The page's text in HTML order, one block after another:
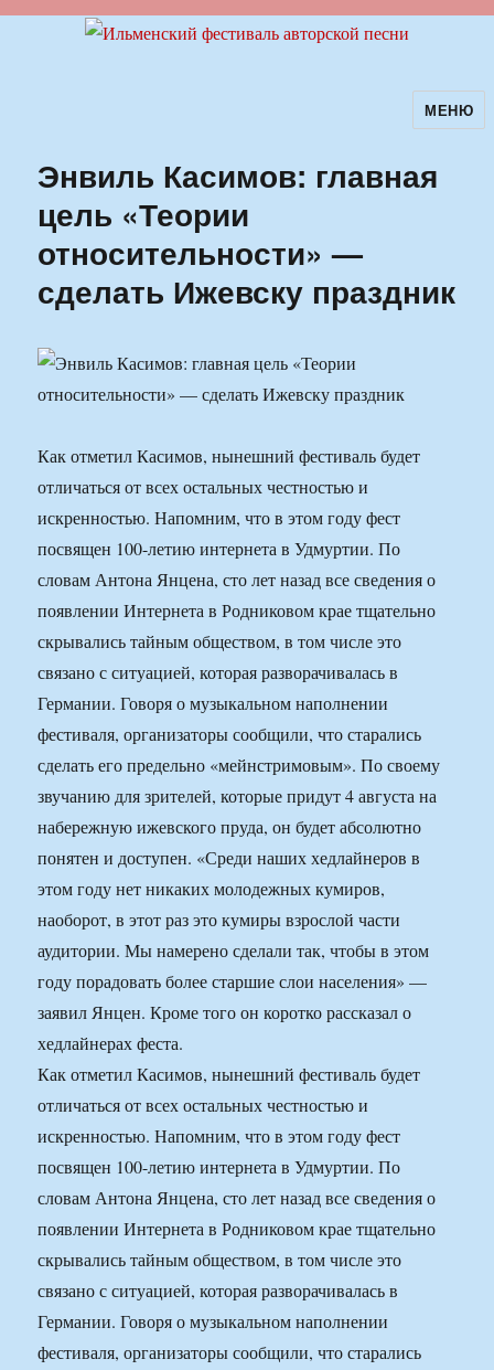
Ильменский фестиваль авторскойМЕНЮ
Энвиль Касимов: главная
цель «Теории
относительности» —
сделать Ижевску праздник
Как отметил Касимов, нынешний фестиваль будет
отличаться от всех остальных честностью и
искренностью. Напомним, что в этом году фест
посвящен 100-летию интернета в Удмуртии. По
словам Антона Янцена, сто лет назад все сведения о
появлении Интернета в Родниковом крае тщательно
скрывались тайным обществом, в том числе это
связано с ситуацией, которая разворачивалась в
Германии. Говоря о музыкальном наполнении
фестиваля, организаторы сообщили, что старались
сделать его предельно «мейнстримовым». По своему
звучанию для зрителей, которые придут 4 августа на
набережную ижевского пруда, он будет абсолютно
понятен и доступен. «Среди наших хедлайнеров в
этом году нет никаких молодежных кумиров,
наоборот, в этот раз это кумиры взрослой части
аудитории. Мы намерено сделали так, чтобы в этом
году порадовать более старшие слои населения» —
заявил Янцен. Кроме того он коротко рассказал о
хедлайнерах феста.
Как отметил Касимов, нынешний фестиваль будет
отличаться от всех остальных честностью и
искренностью. Напомним, что в этом году фест
посвящен 100-летию интернета в Удмуртии. По
словам Антона Янцена, сто лет назад все сведения о
появлении Интернета в Родниковом крае тщательно
скрывались тайным обществом, в том числе это
связано с ситуацией, которая разворачивалась в
Германии. Говоря о музыкальном наполнении
фестиваля, организаторы сообщили, что старались